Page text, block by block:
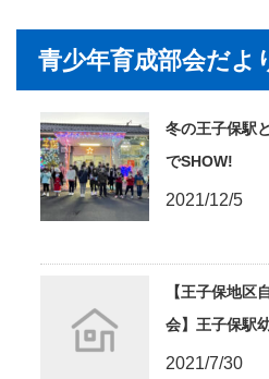
青少年育成部会だよ
冬の王子保駅
でSHOW!
2021/12/5
【王子保地区
会】王子保駅
2021/7/30